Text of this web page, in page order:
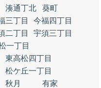
湊通丁北
葵町
三丁目
今福四丁目
二丁目
宇須三丁目
一丁目
東高松四丁目
松ケ丘一丁目
秋月
有家